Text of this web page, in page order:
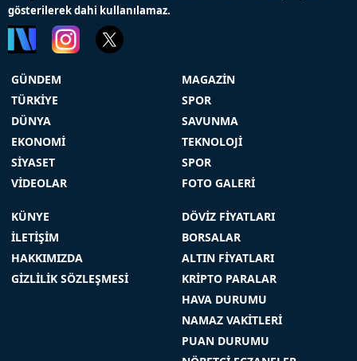
gösterilerek dahi kullanılamaz.
GÜNDEM
TÜRKİYE
DÜNYA
EKONOMİ
SİYASET
VİDEOLAR
MAGAZİN
SPOR
SAVUNMA
TEKNOLOJİ
SPOR
FOTO GALERİ
KÜNYE
İLETİŞİM
HAKKIMIZDA
GİZLİLİK SÖZLEŞMESİ
DÖVİZ FİYATLARI
BORSALAR
ALTIN FİYATLARI
KRİPTO PARALAR
HAVA DURUMU
NAMAZ VAKİTLERİ
PUAN DURUMU